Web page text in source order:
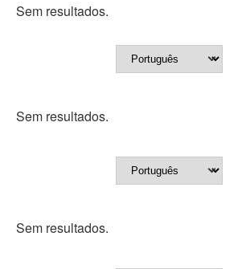
Sem resultados.
Sem resultados.
Sem resultados.